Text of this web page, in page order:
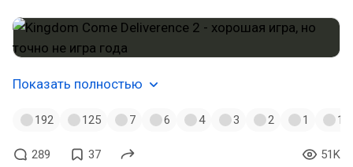
Показать полностью
192 125 7 6 4 3 2 1 1
289 37 51K